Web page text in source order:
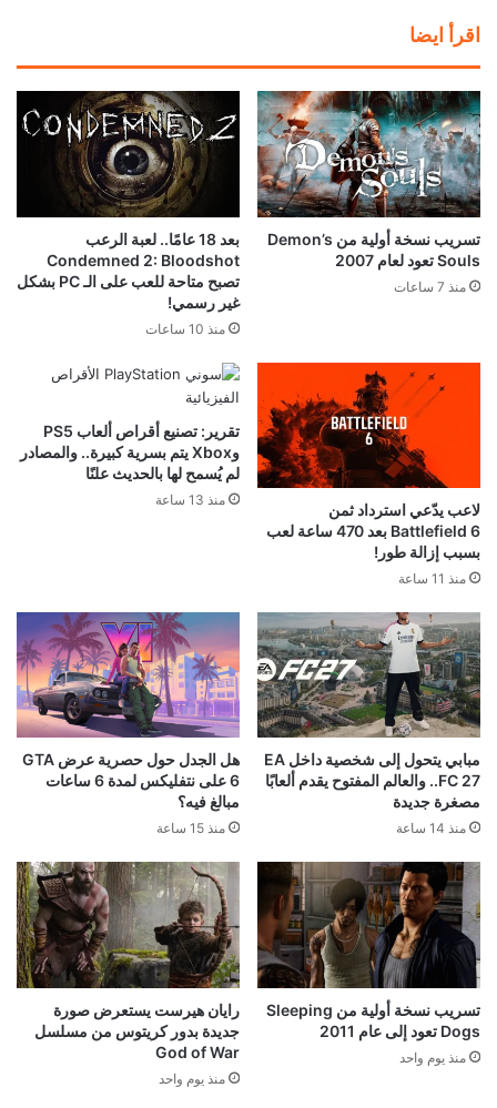
اقرأ ايضا
تسريب نسخة أولية من Demon’s
Souls تعود لعام 2007
منذ 7 ساعات
بعد 18 عامًا.. لعبة الرعب
Condemned 2: Bloodshot
تصبح متاحة للعب على الـ PC بشكل
غير رسمي!
منذ 10 ساعات
لاعب يدّعي استرداد ثمن
Battlefield 6 بعد 470 ساعة لعب
بسبب إزالة طور!
منذ 11 ساعة
تقرير: تصنيع أقراص ألعاب PS5
وXbox يتم بسرية كبيرة.. والمصادر
لم يُسمح لها بالحديث علنًا
منذ 13 ساعة
مبابي يتحول إلى شخصية داخل EA
FC 27.. والعالم المفتوح يقدم ألعابًا
مصغرة جديدة
منذ 14 ساعة
هل الجدل حول حصرية عرض GTA
6 على نتفليكس لمدة 6 ساعات
مبالغ فيه؟
منذ 15 ساعة
تسريب نسخة أولية من Sleeping
Dogs تعود إلى عام 2011
منذ يوم واحد
رايان هيرست يستعرض صورة
جديدة بدور كريتوس من مسلسل
God of War
منذ يوم واحد